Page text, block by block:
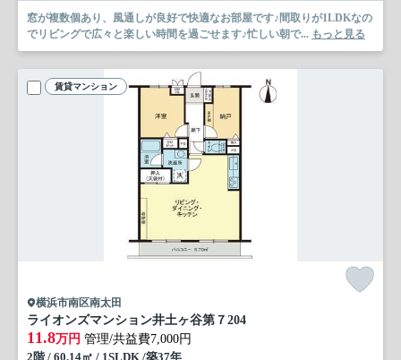
窓が複数個あり、風通しが良好で快適なお部屋です♪間取りが1LDKなの
でリビングで広々と楽しい時間を過ごせます♪忙しい朝で... もっと見る
賃貸マンション
横浜市南区南太田
ライオンズマンション井土ヶ谷第７ 204
11.8万円 管理/共益費7,000円
2階 / 60.14㎡ / 1SLDK /築37年